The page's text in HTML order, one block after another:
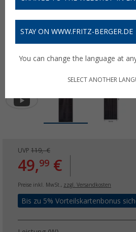
UVP 119,- €
49,99 €
Preise inkl. MwSt., zzgl. Versandkosten
Bis zu 5% Vorteilskartenbonus
STAY ON WWW.FRITZ-BERGER.DE
You can change the language at
SELECT ANOTHER